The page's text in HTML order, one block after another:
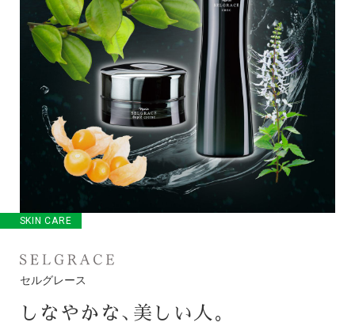
SKIN CARE
セルグレース
しなやかな 、美しい人 。